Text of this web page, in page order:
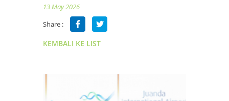
13 May 2026
Share :
KEMBALI KE LIST